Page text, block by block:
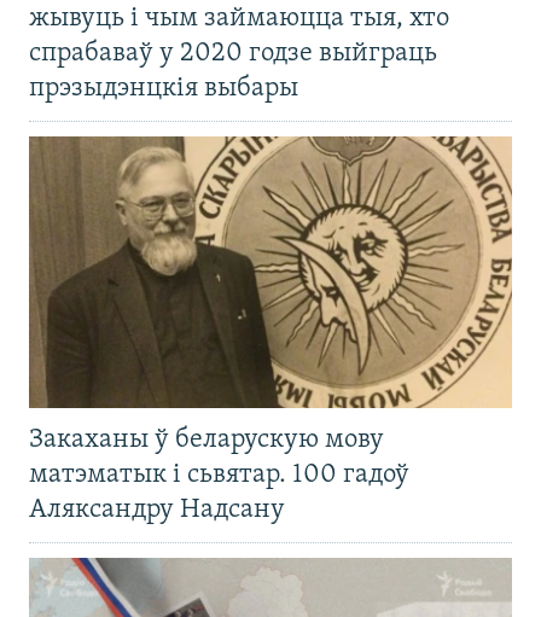
жывуць і чым займаюцца тыя, хто
спрабаваў у 2020 годзе выйграць
прэзыдэнцкія выбары
Закаханы ў беларускую мову
матэматык і сьвятар. 100 гадоў
Аляксандру Надсану